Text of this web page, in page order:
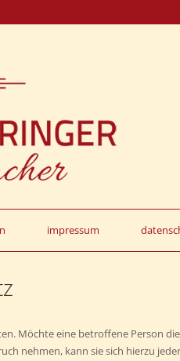
impressum
Möchte eine betroffene Person
nehmen, kann sie sich hierzu